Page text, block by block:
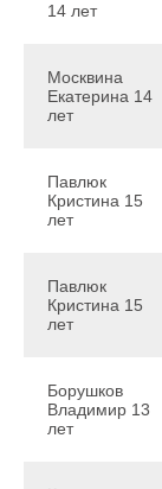
14 лет
Москвина
Екатерина 14
лет
Павлюк
Кристина 15
лет
Павлюк
Кристина 15
лет
Борушков
Владимир 13
лет